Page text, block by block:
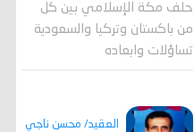
حلف مكة الإسلامي بين كل
من باكستان وتركيا والسعودية
تساؤلات وابعاده
العقيد/ محسن ناجي